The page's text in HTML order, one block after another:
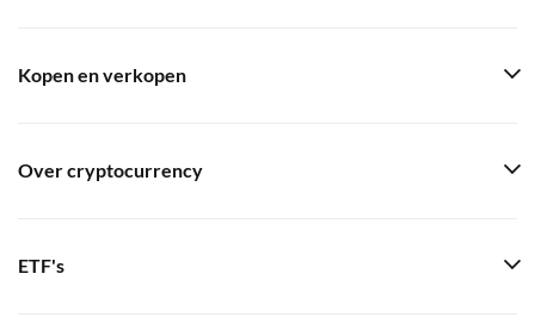
Kopen en verkopen
Over cryptocurrency
ETF's